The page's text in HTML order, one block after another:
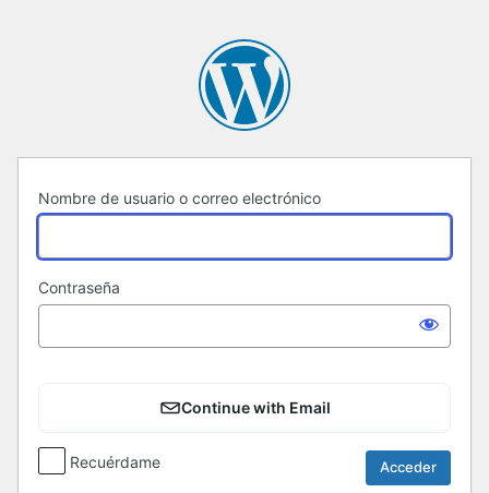
Nombre de usuario o correo electrónico
Contraseña
Continue with Email
Recuérdame